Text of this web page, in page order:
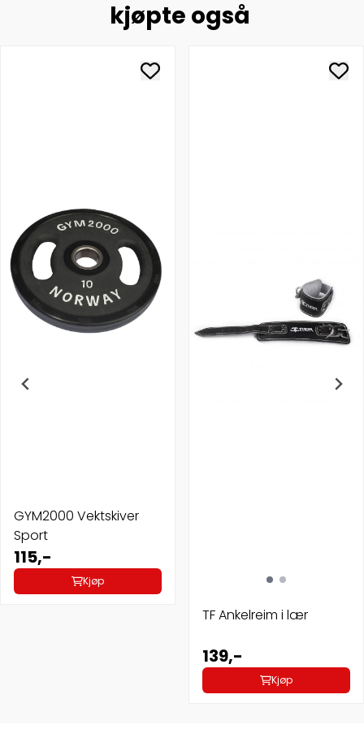
kjøpte også
GYM2000 Vektskiver
Sport
115,-
Kjøp
TF Ankelreim i lær
139,-
Kjøp